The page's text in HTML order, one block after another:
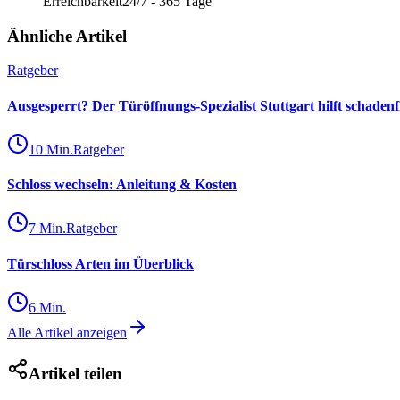
Ähnliche Artikel
Ratgeber
Ausgesperrt? Der Türöffnungs-Spezialist Stuttgart hilft
10 Min.Ratgeber
Schloss wechseln: Anleitung & Kosten
7 Min.Ratgeber
Türschloss Arten im Überblick
6 Min.
Alle Artikel anzeigen
Artikel teilen